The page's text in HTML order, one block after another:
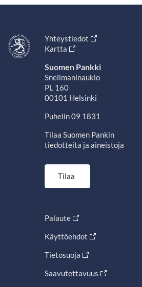
Yhteystiedot
Kartta
Suomen Pankki
Snellmaninaukio
PL 160
00101 Helsinki
Puhelin 09 1831
Tilaa Suomen Pankin
tiedotteita ja aineistoja
Tilaa
Palaute
Käyttöehdot
Tietosuoja
Saavutettavuus